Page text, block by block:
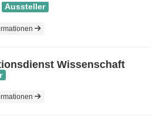
Aussteller
Wissenschaft